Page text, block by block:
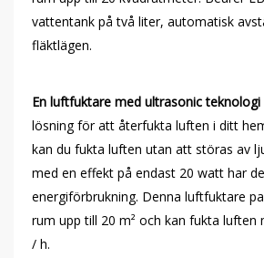
vattentank på två liter, automatisk
fläktlägen.
En luftfuktare med ultrasonic teknologi
lösning för att återfukta luften i ditt
kan du fukta luften utan att störas av
med en effekt på endast 20 watt har
energiförbrukning. Denna luftfuktare
rum upp till 20 m² och kan fukta luften
/ h.